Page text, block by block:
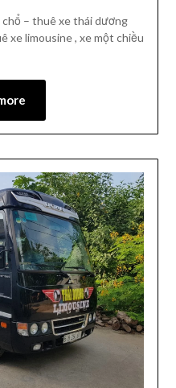
– thuê xe thái dương
xe limousine , xe một chiều